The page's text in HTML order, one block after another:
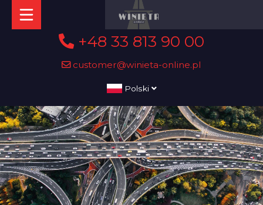
+48 33 813 90 00
customer@winieta-online.pl
Polski